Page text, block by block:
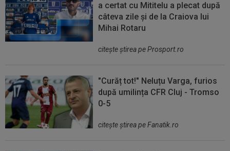
a certat cu Mititelu a plecat după
câteva zile și de la Craiova lui
Mihai Rotaru
citeşte ştirea pe Prosport.ro
"Curăț tot!" Neluțu Varga, furios
după umilința CFR Cluj - Tromso
0-5
citeşte ştirea pe Fanatik.ro